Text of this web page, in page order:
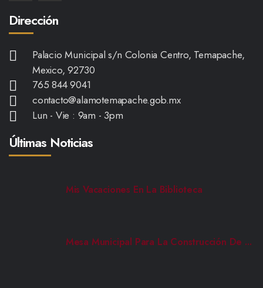
Dirección
Palacio Municipal s/n Colonia Centro, Temapache,
Mexico, 92730
765 844 9041
contacto@alamotemapache.gob.mx
Lun - Vie : 9am - 3pm
Últimas Noticias
Mis Vacaciones En La Biblioteca
Mesa Municipal Para La Construcción De ...